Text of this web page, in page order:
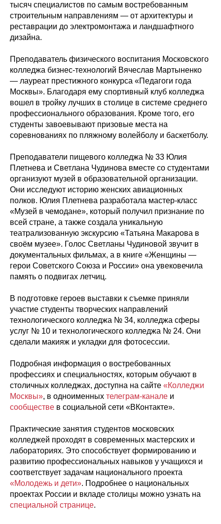
тысяч специалистов по самым востребованным
строительным направлениям — от архитектуры и
реставрации до электромонтажа и ландшафтного
дизайна.
Преподаватель физического воспитания Московского
колледжа бизнес-технологий Вячеслав Мартыненко
— лауреат престижного конкурса «Педагоги года
Москвы». Благодаря ему спортивный клуб колледжа
вошел в тройку лучших в столице в системе среднего
профессионального образования. Кроме того, его
студенты завоевывают призовые места на
соревнованиях по пляжному волейболу и баскетболу.
Преподаватели пищевого колледжа № 33 Юлия
Плетнева и Светлана Чудинова вместе со студентами
организуют музей в образовательной организации.
Они исследуют историю женских авиационных
полков. Юлия Плетнева разработала мастер-класс
«Музей в чемодане», который получил признание по
всей стране, а также создала уникальную
театрализованную экскурсию «Татьяна Макарова в
своём музее». Голос Светланы Чудиновой звучит в
документальных фильмах, а в книге «Женщины —
герои Советского Союза и России» она увековечила
память о подвигах летчиц.
В подготовке героев выставки к съемке приняли
участие студенты творческих направлений
технологического колледжа № 34, колледжа сферы
услуг № 10 и технологического колледжа № 24. Они
сделали макияж и укладки для фотосессии.
Подробная информация о востребованных
профессиях и специальностях, которым обучают в
столичных колледжах, доступна на сайте «Колледжи
Москвы», в одноименных телеграм-канале и
сообществе в социальной сети «ВКонтакте».
Практические занятия студентов московских
колледжей проходят в современных мастерских и
лабораториях. Это способствует формированию и
развитию профессиональных навыков у учащихся и
соответствует задачам национального проекта
«Молодежь и дети». Подробнее о национальных
проектах России и вкладе столицы можно узнать на
специальной странице.